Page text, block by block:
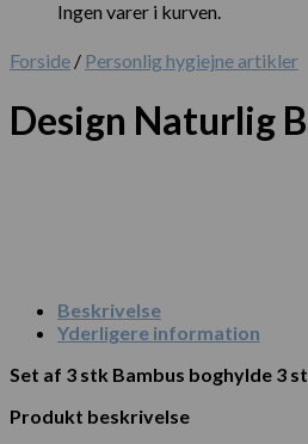
Ingen varer i kurven.
Forside / Personlig hygiejne artikler
Design Naturlig
Beskrivelse
Yderligere information
Set af 3 stk Bambus boghylde 3
Produkt beskrivelse